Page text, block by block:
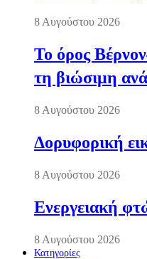
8 Αυγούστου 2026
Το όρος
τη βιώσιμη
8 Αυγούστου 2026
Δορυφορική
8 Αυγούστου 2026
Ενεργειακή
8 Αυγούστου 2026
Κατηγορίες